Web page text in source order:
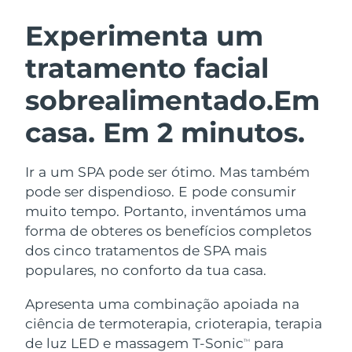
Experimenta um
tratamento facial
sobrealimentado.Em
casa. Em 2 minutos.
Ir a um SPA pode ser ótimo. Mas também
pode ser dispendioso. E pode consumir
muito tempo. Portanto, inventámos uma
forma de obteres os benefícios completos
dos cinco tratamentos de SPA mais
populares, no conforto da tua casa.
Apresenta uma combinação apoiada na
ciência de termoterapia, crioterapia, terapia
de luz LED e massagem T-SonicTM
para
Limpeza facial
LUNA™ 4 kit
Anti-aging massage
LUNA™ 4 Plus
Massage, LED heating
LUNA™ 4 Men
For men, anti-aging massage
Lifting facial
BEAR™ 2 kit
Microcurrent toning
BEAR™ 2 go
Microcurrent toning on-the-go
BEAR™ 2 eyes & lips
Microcurrent line smoothing device
Hidratação
UFO™ 3 kit
Deep facial hydration
Near-infrared and red light therapy
device
Cuidado oral
issa™ 4
Hybrid silicone sonic toothbrush
issa™ 4 plus
Smart hybrid silicone sonic toothbrush
TRATAMENTO ANTIENVELHECIMENTO
FAQ™
Antienvelhecimento Tratamentos LED
Áustria
Barein Entrega prevista
Bélgica Entrega prevista8/10/26
Bermudas Entrega prevista8/16/26
Bósnia e
Herzegovina
Entrega prevista 8/13/26
Brunei Entrega prevista8/15/26
Bulgária
Canadá Entrega prevista8/14/26
Chile Entrega prevista